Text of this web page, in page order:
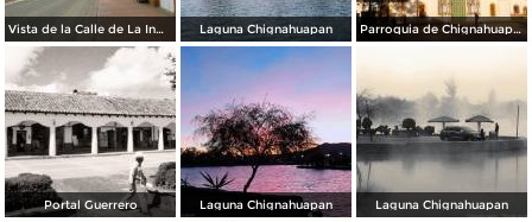
Vista de la Calle de La Inmaculada en Semana Santa 2020. Laguna Chignahuapan Parroquia de Chignahuapan
Portal Guerrero Laguna Chignahuapan Laguna Chignahuapan